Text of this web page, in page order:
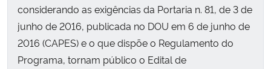
considerando as exigências da Portaria n. 81, de 3 de
junho de 2016, publicada no DOU em 6 de junho de
2016 (CAPES) e o que dispõe o Regulamento do
Programa, tornam público o Edital de